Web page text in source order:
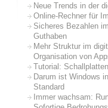
Neue Trends in der
Online-Rechner für
Sicheres Bezahlen
Guthaben
Mehr Struktur im
Organisation von
Tutorial:
Darum ist Windows
Standard
Immer wachsam: